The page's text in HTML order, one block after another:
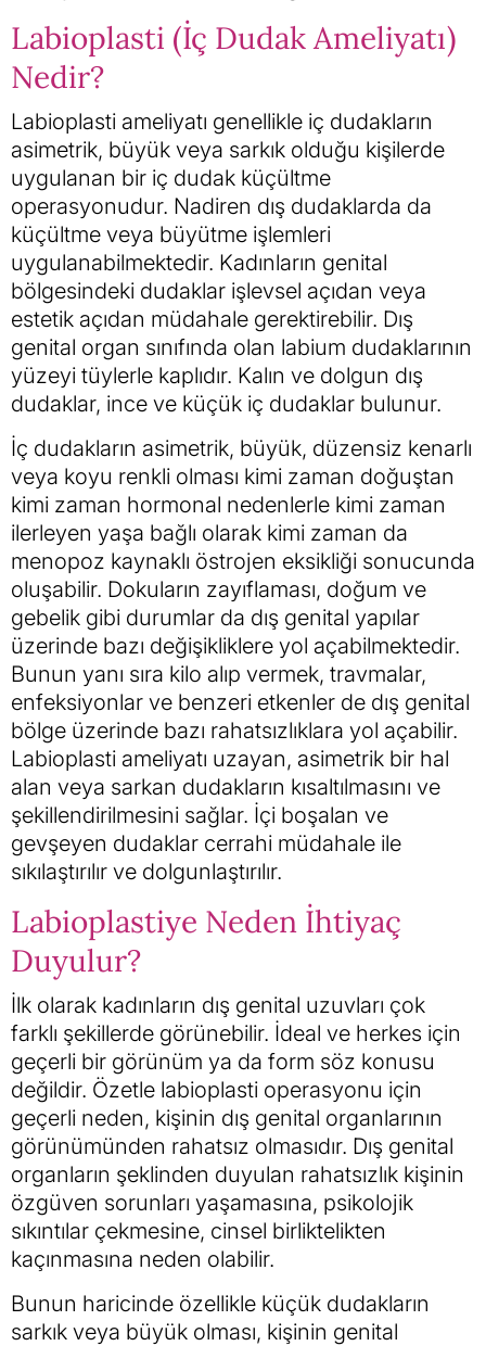
Labioplasti (İç Dudak Ameliyatı)
Nedir?
Labioplasti ameliyatı genellikle iç dudakların
asimetrik, büyük veya sarkık olduğu kişilerde
uygulanan bir iç dudak küçültme
operasyonudur. Nadiren dış dudaklarda da
küçültme veya büyütme işlemleri
uygulanabilmektedir. Kadınların genital
bölgesindeki dudaklar işlevsel açıdan veya
estetik açıdan müdahale gerektirebilir. Dış
genital organ sınıfında olan labium dudaklarının
yüzeyi tüylerle kaplıdır. Kalın ve dolgun dış
dudaklar, ince ve küçük iç dudaklar bulunur.
İç dudakların asimetrik, büyük, düzensiz kenarlı
veya koyu renkli olması kimi zaman doğuştan
kimi zaman hormonal nedenlerle kimi zaman
ilerleyen yaşa bağlı olarak kimi zaman da
menopoz kaynaklı östrojen eksikliği sonucunda
oluşabilir. Dokuların zayıflaması, doğum ve
gebelik gibi durumlar da dış genital yapılar
üzerinde bazı değişikliklere yol açabilmektedir.
Bunun yanı sıra kilo alıp vermek, travmalar,
enfeksiyonlar ve benzeri etkenler de dış genital
bölge üzerinde bazı rahatsızlıklara yol açabilir.
Labioplasti ameliyatı uzayan, asimetrik bir hal
alan veya sarkan dudakların kısaltılmasını ve
şekillendirilmesini sağlar. İçi boşalan ve
gevşeyen dudaklar cerrahi müdahale ile
sıkılaştırılır ve dolgunlaştırılır.
Labioplastiye Neden İhtiyaç
Duyulur?
İlk olarak kadınların dış genital uzuvları çok
farklı şekillerde görünebilir. İdeal ve herkes için
geçerli bir görünüm ya da form söz konusu
değildir. Özetle labioplasti operasyonu için
geçerli neden, kişinin dış genital organlarının
görünümünden rahatsız olmasıdır. Dış genital
organların şeklinden duyulan rahatsızlık kişinin
özgüven sorunları yaşamasına, psikolojik
sıkıntılar çekmesine, cinsel birliktelikten
kaçınmasına neden olabilir.
Bunun haricinde özellikle küçük dudakların
sarkık veya büyük olması, kişinin genital